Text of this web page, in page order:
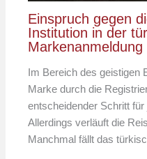
Einspruch gegen
Institution in der
Markenanmeldung
Im Bereich des geistigen
Marke durch die
entscheidender Schritt
Allerdings verläuft die
Manchmal fällt das